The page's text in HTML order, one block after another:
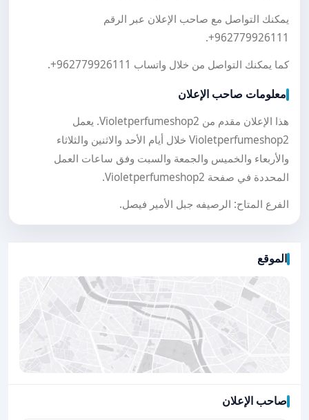
يمكنك التواصل مع صاحب الإعلان عبر الرقم
+962779926111
.
كما يمكنك التواصل من خلال واتساب +962779926111
.
معلومات صاحب الإعلان
هذا الإعلان مقدم من Violetperfumeshop2. يعمل
Violetperfumeshop2 خلال أيام الأحد والاثنين والثلاثاء
والأربعاء والخميس والجمعة والسبت وفق ساعات العمل
المحددة في صفحة Violetperfumeshop2.
الفرع المتاح: الرصيفه جبل الأمير فيصل.
الموقع
صاحب الإعلان